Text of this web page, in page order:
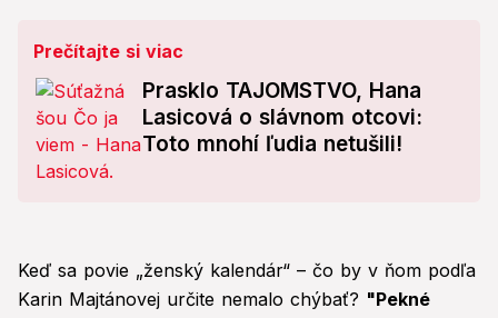
Prečítajte si viac
Prasklo TAJOMSTVO, Hana
Lasicová o slávnom otcovi:
Toto mnohí ľudia netušili!
Keď sa povie „ženský kalendár“ – čo by v ňom podľa
Karin Majtánovej určite nemalo chýbať? "Pekné